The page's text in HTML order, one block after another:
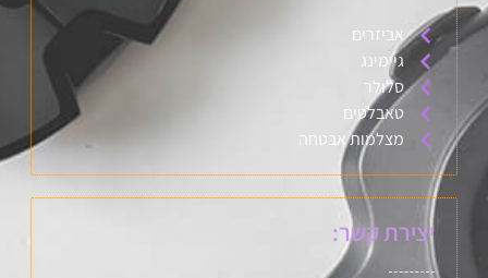
אביזרים
גיימינג
סלולר
טאבלטים
מצלמות אבטחה
יצירת קשר: